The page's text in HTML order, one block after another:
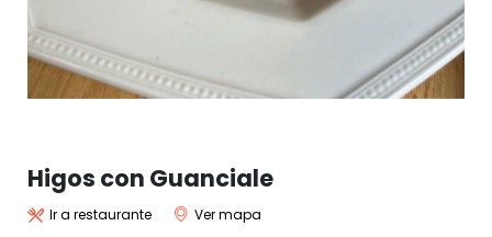
Higos con Guanciale
Ir a restaurante Ver mapa